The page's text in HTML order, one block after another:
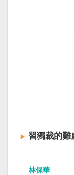
習獨裁的難
林保華